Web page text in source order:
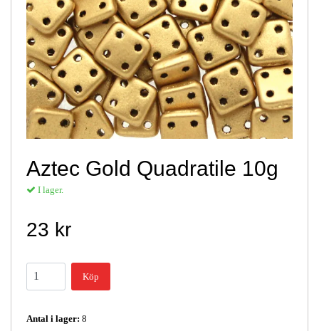
Aztec Gold Quadratile 10g
I lager.
23 kr
Köp
Antal i lager: 8